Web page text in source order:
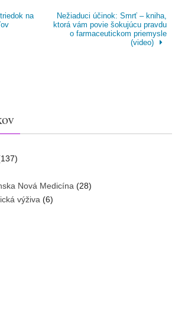
na
Nežiaduci účinok: Smrť – kniha,
ktorá vám povie šokujúcu pravdu
o farmaceutickom priemysle
(video)
Nová Medicína (28)
výživa (6)